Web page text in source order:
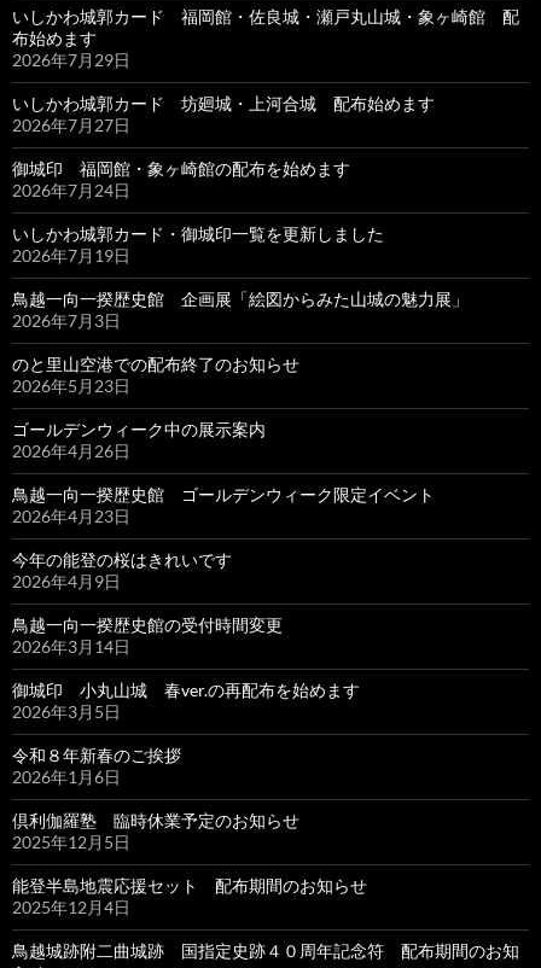
いしかわ城郭カード 福岡館・佐良城・瀬戸丸山城・象ヶ崎館 配
布始めます
2026年7月29日
いしかわ城郭カード 坊廻城・上河合城 配布始めます
2026年7月27日
御城印 福岡館・象ヶ崎館の配布を始めます
2026年7月24日
いしかわ城郭カード・御城印一覧を更新しました
2026年7月19日
鳥越一向一揆歴史館 企画展「絵図からみた山城の魅力展」
2026年7月3日
のと里山空港での配布終了のお知らせ
2026年5月23日
ゴールデンウィーク中の展示案内
2026年4月26日
鳥越一向一揆歴史館 ゴールデンウィーク限定イベント
2026年4月23日
今年の能登の桜はきれいです
2026年4月9日
鳥越一向一揆歴史館の受付時間変更
2026年3月14日
御城印 小丸山城 春ver.の再配布を始めます
2026年3月5日
令和８年新春のご挨拶
2026年1月6日
倶利伽羅塾 臨時休業予定のお知らせ
2025年12月5日
能登半島地震応援セット 配布期間のお知らせ
2025年12月4日
鳥越城跡附二曲城跡 国指定史跡４０周年記念符 配布期間のお知